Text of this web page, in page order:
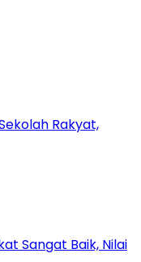
Rakyat,
Sangat Baik, Nilai